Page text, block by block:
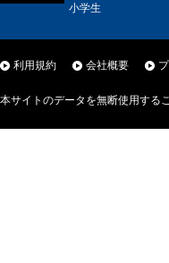
小学生
利用規約 会社概要
本サイトのデータを無断使用する